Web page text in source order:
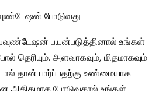
போடுவது
பயன்படுத்தினால் உங்கள்
தெரியும். அளவாகவும், மிதமாகவும்
தான் பார்ப்பதற்கு உண்மையாக